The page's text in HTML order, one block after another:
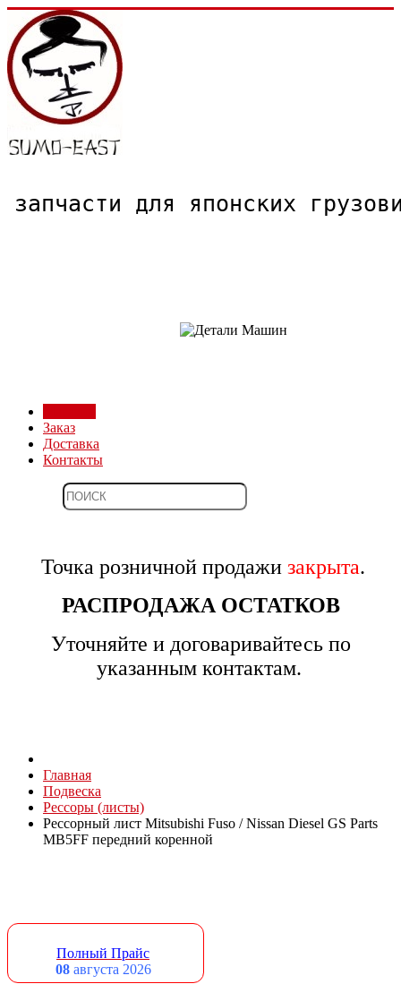
запчасти для японских
Заказ
Доставка
Контакты
Точка розничной продажи закрыта.
РАСПРОДАЖА ОСТАТКОВ
Уточняйте и договаривайтесь по
указанным контактам.
Главная
Подвеска
Рессоры (листы)
Рессорный лист Mitsubishi Fuso / Nissan Diesel GS Parts
MB5FF передний коренной
Полный Прайс
08августа 2026